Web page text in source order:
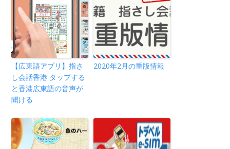
【広東語アプリ】指さ
し会話香港 タップする
と香港広東語の音声が
聞ける
2020年2月の重版情報